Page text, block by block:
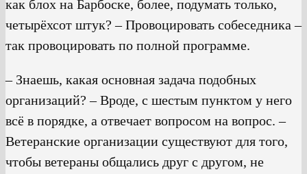
как блох на Барбоске, более, подумать только,
четырёхсот штук? – Провоцировать собеседника –
так провоцировать по полной программе.
– Знаешь, какая основная задача подобных
организаций? – Вроде, с шестым пунктом у него
всё в порядке, а отвечает вопросом на вопрос. –
Ветеранские организации существуют для того,
чтобы ветераны общались друг с другом, не